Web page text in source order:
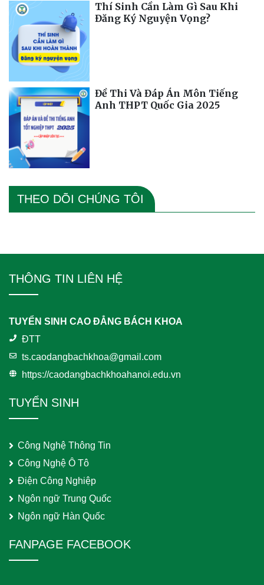
Thí Sinh Cần Làm Gì Sau Khi
Đăng Ký Nguyện Vọng?
Đề Thi Và Đáp Án Môn Tiếng
Anh THPT Quốc Gia 2025
THEO DÕI CHÚNG TÔI
THÔNG TIN LIÊN HỆ
TUYỂN SINH CAO ĐẲNG BÁCH KHOA
ĐTT
ts.caodangbachkhoa@gmail.com
https://caodangbachkhoahanoi.edu.vn
TUYỂN SINH
Công Nghệ Thông Tin
Công Nghệ Ô Tô
Điện Công Nghiệp
Ngôn ngữ Trung Quốc
Ngôn ngữ Hàn Quốc
FANPAGE FACEBOOK